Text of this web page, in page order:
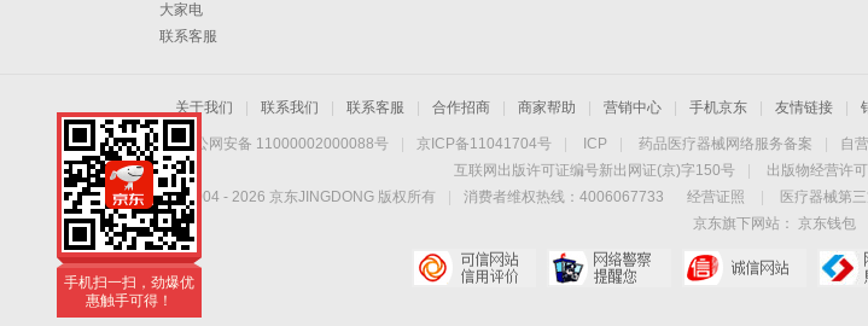
大家电
联系客服
关于我们 联系我们 联系客服 合作招商 商家帮助 营销中心 手机京东 友情链接
京公网安备 11000002000088号 京ICP备11041704号 ICP 药品医疗器械网络服务备案 自
互联网出版许可证编号新出网证(京)字150号
出版物经营许
Copyright © 2004 - 2026 京东JINGDONG 版权所有 消费者维权热线：4006067733 经营证照 医疗器械第
京东旗下网站：
京东钱包
手机扫一扫，劲爆优
惠触手可得！
手机扫一扫，劲爆优
惠触手可得！